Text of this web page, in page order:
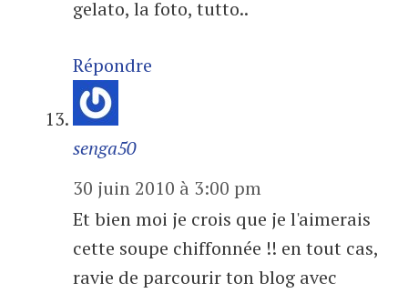
gelato, la foto, tutto..
Répondre
senga50
30 juin 2010 à 3:00 pm
Et bien moi je crois que je l'aimerais
cette soupe chiffonnée !! en tout cas,
ravie de parcourir ton blog avec